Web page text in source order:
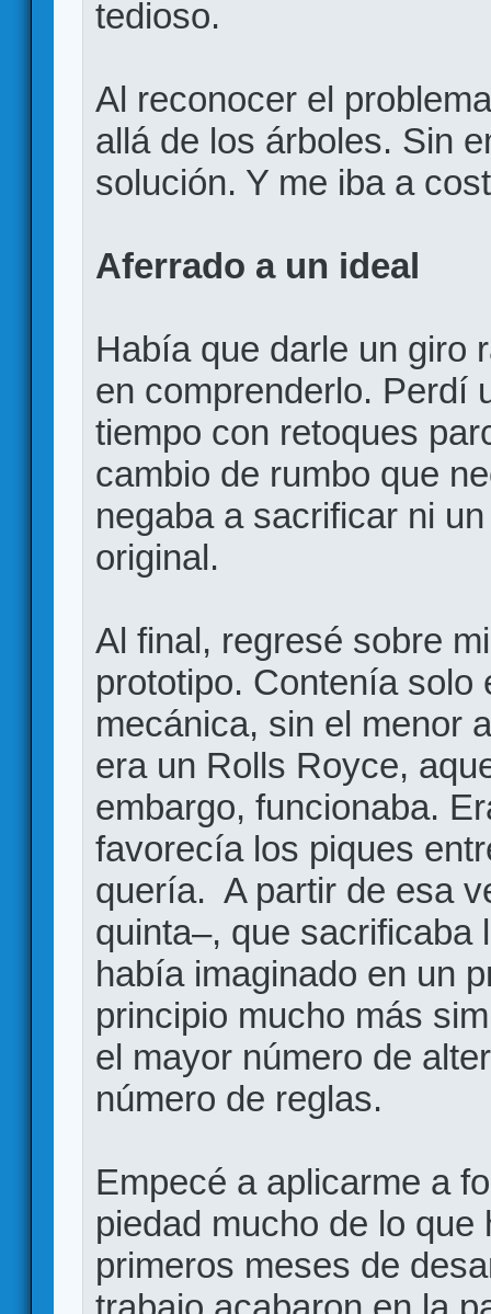
tedioso.
Al reconocer el
allá de los árboles. Sin
solución. Y me iba a
Aferrado a un ideal
Había que darle un giro
en comprenderlo. Perdí
tiempo con retoques
cambio de rumbo que
negaba a sacrificar ni
original.
Al final, regresé sobre
prototipo. Contenía solo
mecánica, sin el menor
era un Rolls Royce,
embargo, funcionaba.
favorecía los piques
quería. A partir de esa
quinta–, que sacrificaba
había imaginado en un
principio mucho más
el mayor número de
número de reglas.
Empecé a aplicarme a
piedad mucho de lo
primeros meses de